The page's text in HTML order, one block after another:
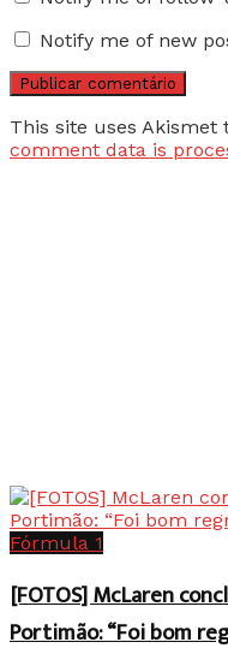
Notify me of new
This site uses Akismet
comment data is
Fórmula 1
[FOTOS] McLaren
Portimão: “Foi bom